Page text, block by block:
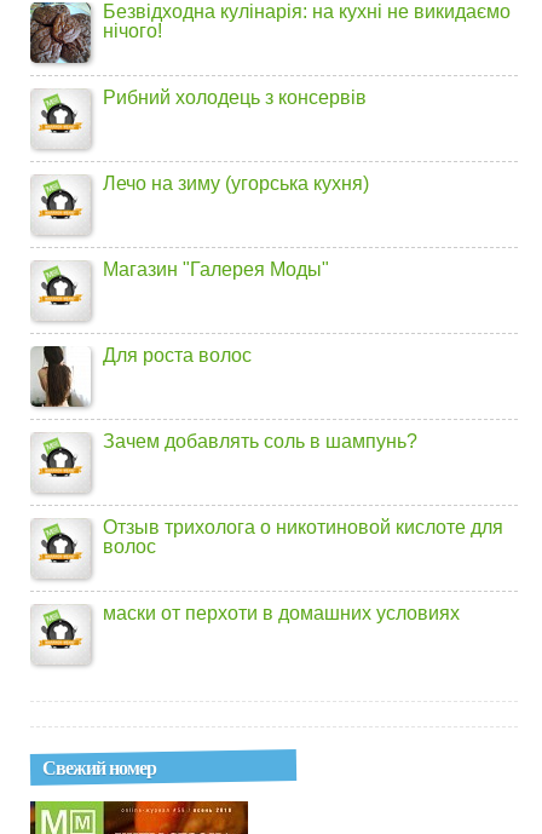
Безвідходна кулінарія: на кухні не викидаємо
нічого!
Рибний холодець з консервів
Лечо на зиму (угорська кухня)
Магазин "Галерея Моды"
Для роста волос
Зачем добавлять соль в шампунь?
Отзыв трихолога о никотиновой кислоте для
волос
маски от перхоти в домашних условиях
Свежий номер